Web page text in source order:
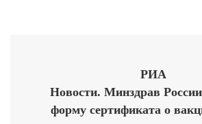
РИА
Новости. Минздрав
форму сертификата о